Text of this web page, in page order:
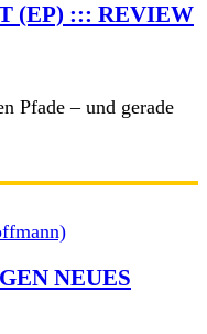
(EP) ::: REVIEW
Pfade – und gerade
NEUES